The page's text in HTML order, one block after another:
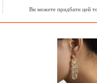
Ви можете придбати цей